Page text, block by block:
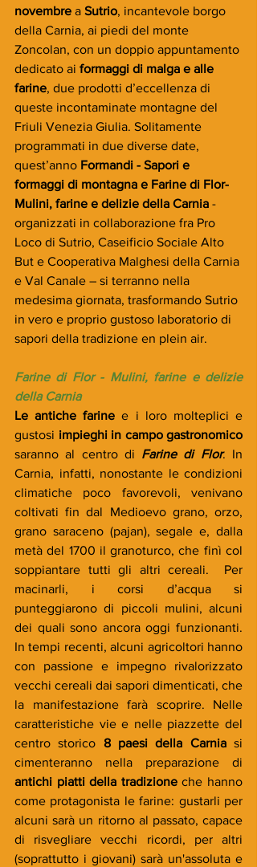
novembre a Sutrio, incantevole borgo
della Carnia, ai piedi del monte
Zoncolan, con un doppio appuntamento
dedicato ai formaggi di malga e alle
farine, due prodotti d’eccellenza di
queste incontaminate montagne del
Friuli Venezia Giulia. Solitamente
programmati in due diverse date,
quest’anno Formandi - Sapori e
formaggi di montagna e Farine di Flor-
Mulini, farine e delizie della Carnia -
organizzati in collaborazione fra Pro
Loco di Sutrio, Caseificio Sociale Alto
But e Cooperativa Malghesi della Carnia
e Val Canale – si terranno nella
medesima giornata, trasformando Sutrio
in vero e proprio gustoso laboratorio di
sapori della tradizione en plein air.
Farine di Flor - Mulini, farine e delizie
della Carnia
Le antiche farine e i loro molteplici e
gustosi impieghi in campo gastronomico
saranno al centro di Farine di Flor. In
Carnia, infatti, nonostante le condizioni
climatiche poco favorevoli, venivano
coltivati fin dal Medioevo grano, orzo,
grano saraceno (pajan), segale e, dalla
metà del 1700 il granoturco, che finì col
soppiantare tutti gli altri cereali.  Per
macinarli, i corsi d’acqua si
punteggiarono di piccoli mulini, alcuni
dei quali sono ancora oggi funzionanti.
In tempi recenti, alcuni agricoltori hanno
con passione e impegno rivalorizzato
vecchi cereali dai sapori dimenticati, che
la manifestazione farà scoprire. Nelle
caratteristiche vie e nelle piazzette del
centro storico 8 paesi della Carnia si
antichi piatti della tradizione che hanno
come protagonista le farine: gustarli per
alcuni sarà un ritorno al passato, capace
di risvegliare vecchi ricordi, per altri
(soprattutto i giovani) sarà un'assoluta e